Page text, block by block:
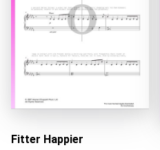
Fitter Happier